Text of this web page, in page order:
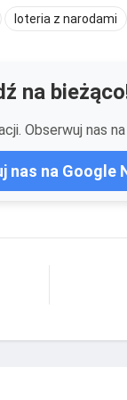
loteria z narodami
na
Obserwuj nas
nas na Google